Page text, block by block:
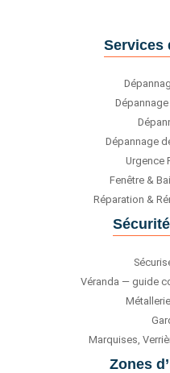
Services
Dépannage
Urgence
Fenêtre &
Réparation &
Véranda — guide
Marquises,
Zones